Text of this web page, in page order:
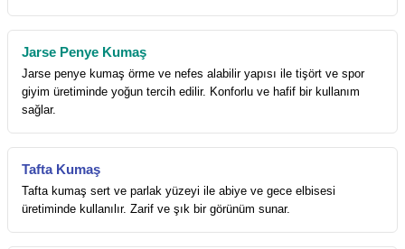
Jarse Penye Kumaş
Jarse penye kumaş örme ve nefes alabilir yapısı ile tişört ve spor
giyim üretiminde yoğun tercih edilir. Konforlu ve hafif bir kullanım
sağlar.
Tafta Kumaş
Tafta kumaş sert ve parlak yüzeyi ile abiye ve gece elbisesi
üretiminde kullanılır. Zarif ve şık bir görünüm sunar.